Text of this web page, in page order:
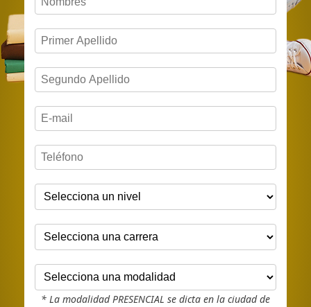
* La modalidad PRESENCIAL se dicta en la ciudad de